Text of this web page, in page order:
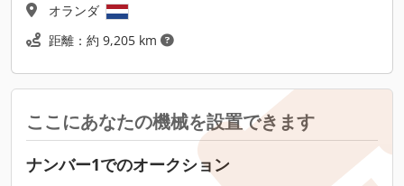
オランダ
距離：約 9,205 km
ここにあなたの機械を設置できます
ナンバー1でのオークション